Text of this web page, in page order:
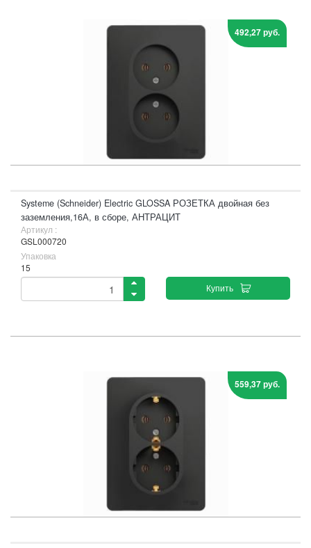
492,27 руб.
Systeme (Schneider) Electric GLOSSA РОЗЕТКА двойная без
заземления,16А, в сборе, АНТРАЦИТ
Артикул :
GSL000720
Упаковка
15
Купить
559,37 руб.